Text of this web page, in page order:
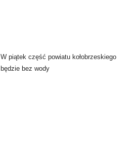
W piątek część powiatu kołobrzeskiego
będzie bez wody